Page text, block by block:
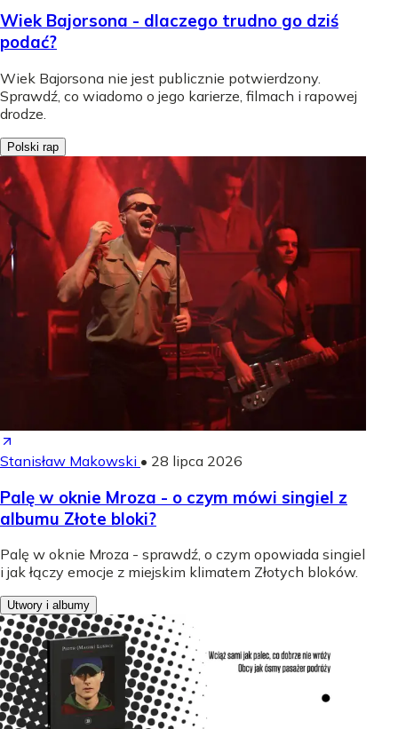
Wiek Bajorsona - dlaczego trudno go dziś
podać?
Wiek Bajorsona nie jest publicznie potwierdzony.
Sprawdź, co wiadomo o jego karierze, filmach i rapowej
drodze.
Polski rap
Stanisław Makowski • 28 lipca 2026
Palę w oknie Mroza - o czym mówi singiel z
albumu Złote bloki?
Palę w oknie Mroza - sprawdź, o czym opowiada singiel
i jak łączy emocje z miejskim klimatem Złotych bloków.
Utwory i albumy